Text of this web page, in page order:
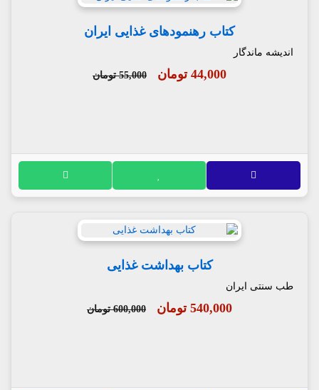
کتاب رهنمودهای غذایی ایران
اندیشه ماندگار
44,000 تومان 55,000 تومان
کتاب بهداشت غذایی
طب سنتی ایران
540,000 تومان 600,000 تومان